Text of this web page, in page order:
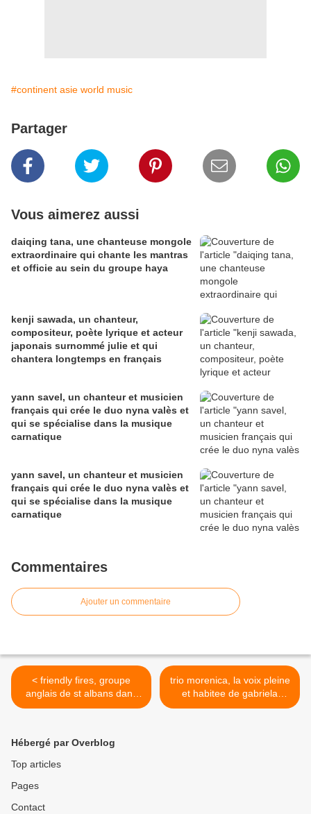
#continent asie world music
Partager
Vous aimerez aussi
daiqing tana, une chanteuse mongole
extraordinaire qui chante les mantras
et officie au sein du groupe haya
kenji sawada, un chanteur,
compositeur, poète lyrique et acteur
japonais surnommé julie et qui
chantera longtemps en français
yann savel, un chanteur et musicien
français qui crée le duo nyna valès et
qui se spécialise dans la musique
carnatique
yann savel, un chanteur et musicien
français qui crée le duo nyna valès et
qui se spécialise dans la musique
carnatique
Commentaires
Ajouter un commentaire
< friendly fires, groupe
anglais de st albans dans
l'hertfordshire
trio morenica, la voix pleine
et habitee de gabriela
barrenechea >
Hébergé par Overblog
Top articles
Pages
Contact